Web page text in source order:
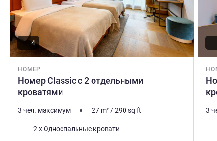
НОМЕР
Номер Classic с 2 отдельными
кроватями
4
3 чел. максимум 27 m²/290 sq ft
Постель2 x Односпальные кровати
3